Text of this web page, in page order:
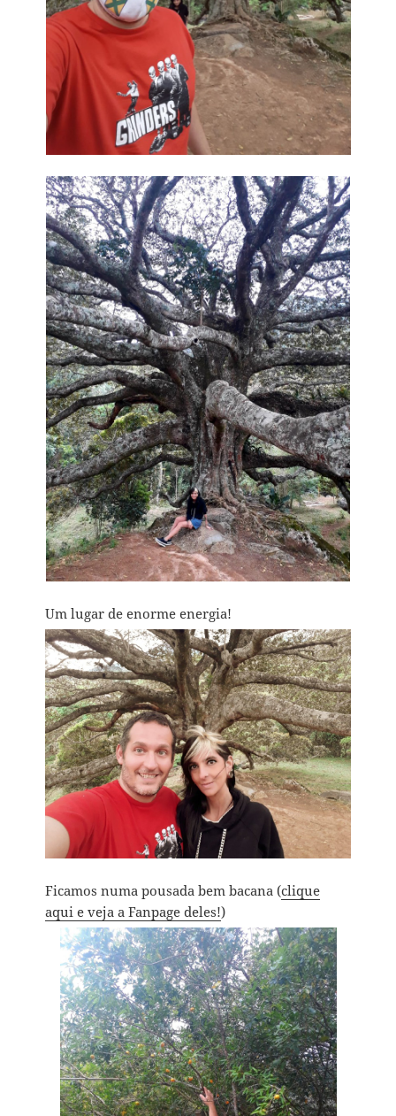
Um lugar de enorme energia!
Ficamos numa pousada bem bacana (clique
aqui e veja a Fanpage deles!)